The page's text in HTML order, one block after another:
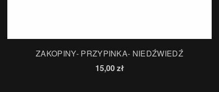
ZAKOPINY- PRZYPINKA- NIEDŹWIEDŹ
15,00zł